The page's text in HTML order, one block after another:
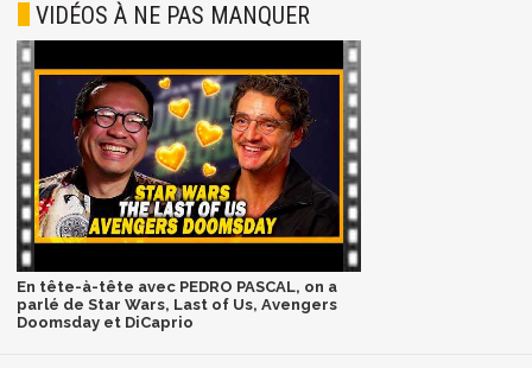
VIDÉOS À NE PAS MANQUER
En tête-à-tête avec PEDRO PASCAL, on a
parlé de Star Wars, Last of Us, Avengers
Doomsday et DiCaprio